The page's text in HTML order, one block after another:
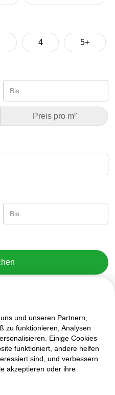
4 5+
Preis pro m²
und unseren Partnern,
zu funktionieren, Analysen
Einige Cookies
funktioniert, andere helfen
sind, und verbessern
akzeptieren oder ihre